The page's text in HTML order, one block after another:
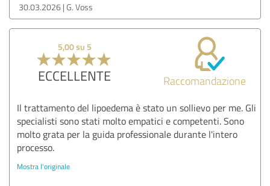
30.03.2026 G. Voss
5,00 su 5
ECCELLENTE Raccomandazione
Il trattamento del lipoedema è stato un sollievo per me. Gli
specialisti sono stati molto empatici e competenti. Sono
molto grata per la guida professionale durante l'intero
processo.
Mostra l'originale